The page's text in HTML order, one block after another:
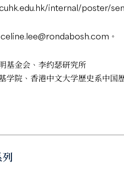
internal/poster/
celine.lee@rondabosh.com 。
基金会、李约瑟研究所
学院、香港中文大学歷史系中国